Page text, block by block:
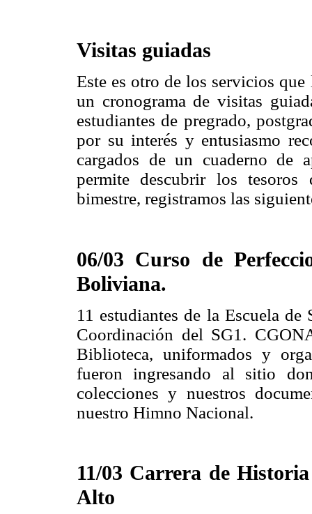
Visitas guiadas
Este es otro de los servicios
un cronograma de visitas
estudiantes de pregrado,
por su interés y entusiasmo
cargados de un cuaderno de
permite descubrir los tesoros
bimestre, registramos las
06/03 Curso de
Boliviana.
11 estudiantes de la Escuela
Coordinación del SG1.
Biblioteca, uniformados y
fueron ingresando al sitio
colecciones y nuestros
nuestro Himno Nacional.
11/03 Carrera de
Alto